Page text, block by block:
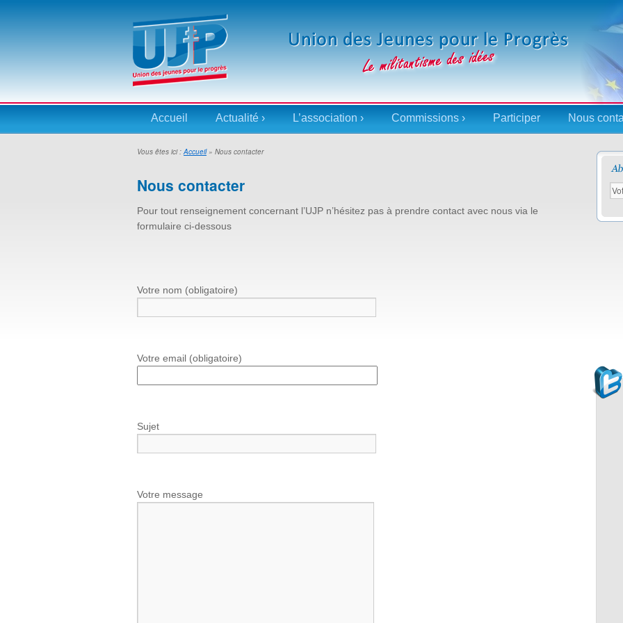
Accueil Actualité › L’association › Commissions › Participer Nous
Vous êtes ici :Accueil» Nous contacter
Nous contacter
Pour tout renseignement concernant l’UJP n’hésitez pas à prendre contact avec nous via le
formulaire ci-dessous
Votre nom (obligatoire)
Votre email (obligatoire)
Sujet
Votre message